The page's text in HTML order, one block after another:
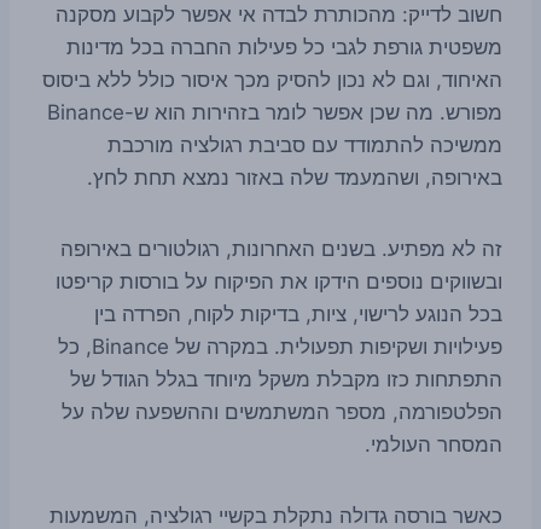
חשוב לדייק: מהכותרת לבדה אי אפשר לקבוע מסקנה
משפטית גורפת לגבי כל פעילות החברה בכל מדינות
האיחוד, וגם לא נכון להסיק מכך איסור כולל ללא ביסוס
מפורש. מה שכן אפשר לומר בזהירות הוא ש-Binance
ממשיכה להתמודד עם סביבת רגולציה מורכבת
באירופה, ושהמעמד שלה באזור נמצא תחת לחץ.
זה לא מפתיע. בשנים האחרונות, רגולטורים באירופה
ובשווקים נוספים הידקו את הפיקוח על בורסות קריפטו
בכל הנוגע לרישוי, ציות, בדיקות לקוח, הפרדה בין
פעילויות ושקיפות תפעולית. במקרה של Binance, כל
התפתחות כזו מקבלת משקל מיוחד בגלל הגודל של
הפלטפורמה, מספר המשתמשים וההשפעה שלה על
המסחר העולמי.
כאשר בורסה גדולה נתקלת בקשיי רגולציה, המשמעות